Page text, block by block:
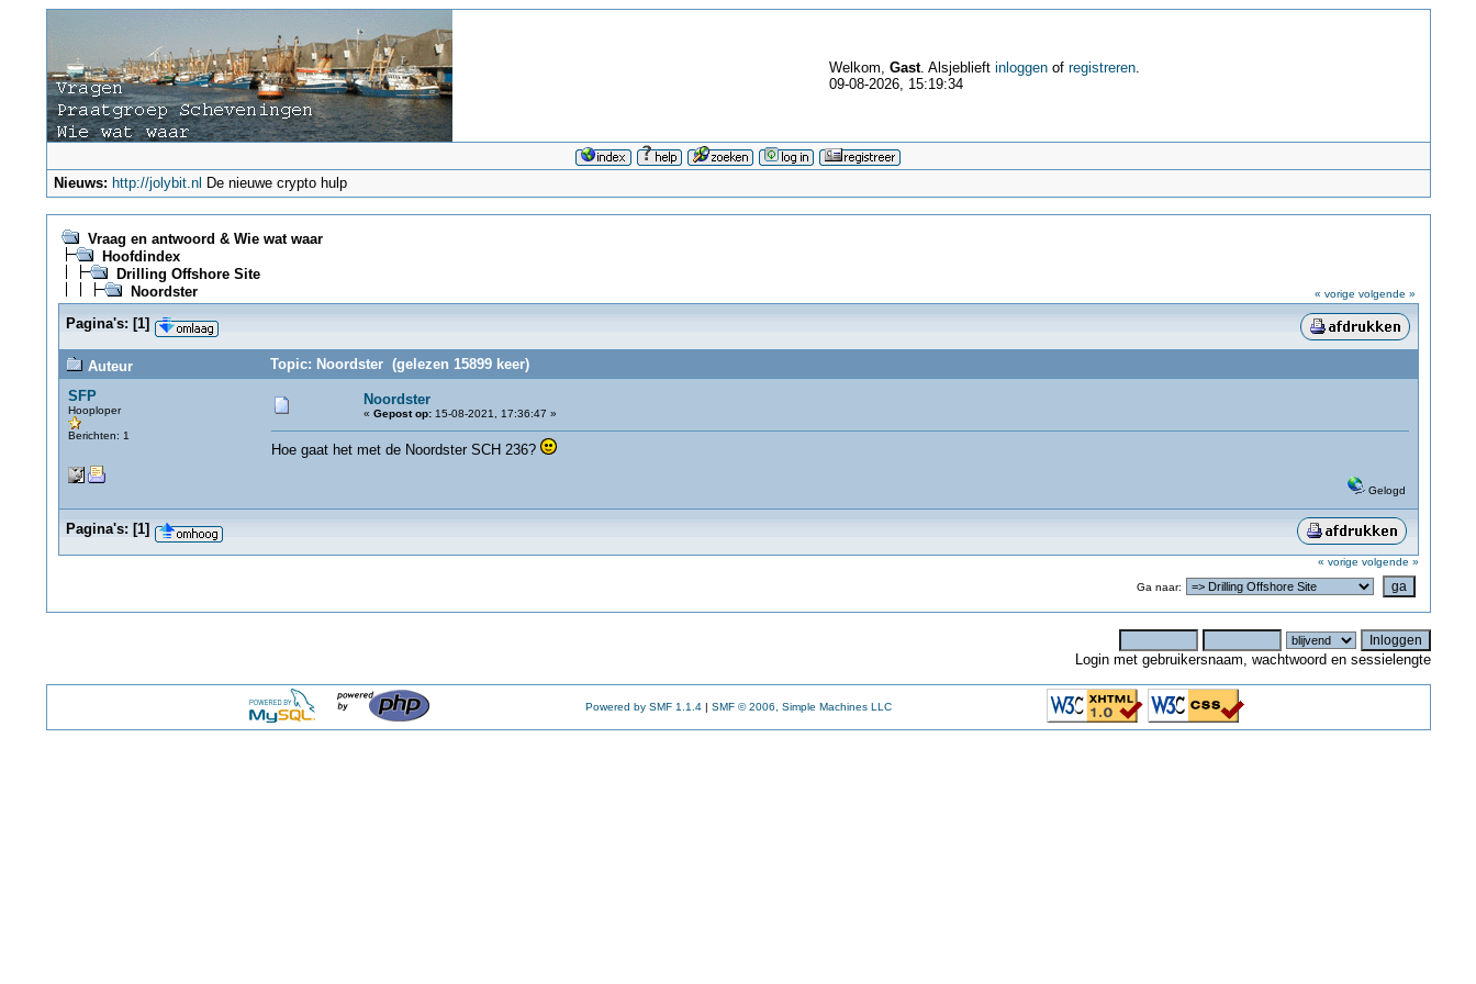
Welkom, Gast. Alsjeblieft inloggenof registreren.
09-08-2026, 15:19:34
Nieuws: http://jolybit.nl De nieuwe crypto hulp
Vraag en antwoord & Wie wat waar
Hoofdindex
Drilling Offshore Site
Noordster
« vorige volgende »
Pagina's: [1]
Auteur
Topic: Noordster (gelezen 15899 keer)
SFP
Hooploper
Berichten: 1
Noordster
« Gepost op:15-08-2021, 17:36:47 »
Hoe gaat het met de Noordster SCH 236?
Gelogd
Pagina's: [1]
« vorige volgende »
Ga naar:
Login met gebruikersnaam, wachtwoord en sessielengte
Powered by SMF 1.1.4 | SMF © 2006, Simple Machines LLC